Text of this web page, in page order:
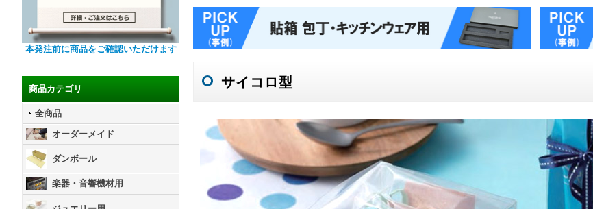
本発注前に商品をご確認いただけます
商品カテゴリ
全商品
オーダーメイド
ダンボール
楽器・音響機材用
サイコロ型